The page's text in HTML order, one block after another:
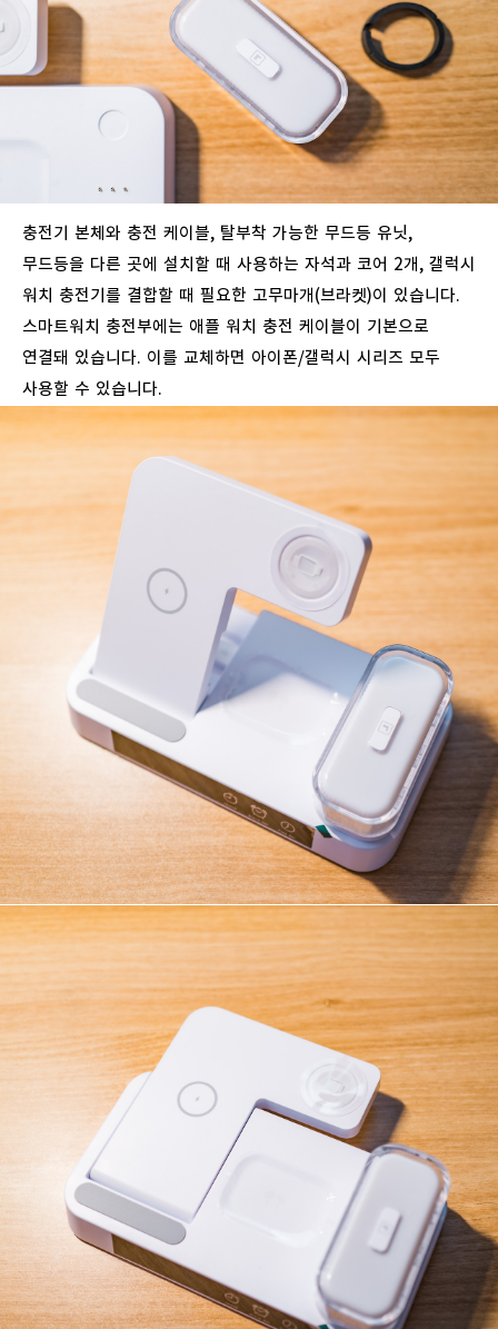
충전기 본체와 충전 케이블, 탈부착 가능한 무드등 유닛,
무드등을 다른 곳에 설치할 때 사용하는 자석과 코어 2개, 갤럭시
워치 충전기를 결합할 때 필요한 고무마개(브라켓)이 있습니다.
스마트워치 충전부에는 애플 워치 충전 케이블이 기본으로
연결돼 있습니다. 이를 교체하면 아이폰/갤럭시 시리즈 모두
사용할 수 있습니다.